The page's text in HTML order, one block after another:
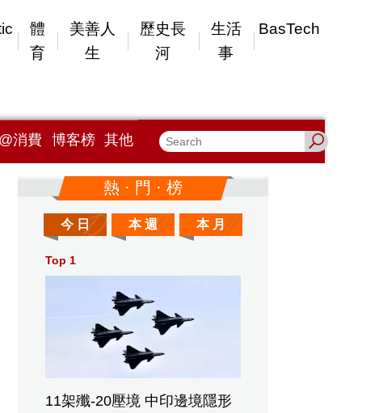
體
育
美善人
生
歷史長
河
生活
事
BasTech
@消費 博客榜 其他
熱 · 門 · 榜
今 日 本 週 本 月
Top 1
11架殲-20壓境 中印邊境隱形